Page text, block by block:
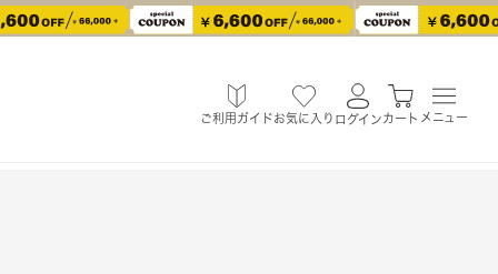
ご利用ガイドお気に入り ログインカート メニュー